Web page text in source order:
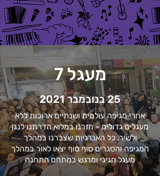
מעגל 7
25 בנובמבר 2021
אחרי מגיפה עולמית ושנתיים ארוכות ללא
מעגלים גדולים - חזרנו במלוא הדרתנו לנגן
ולשיר. כל האנרגיות שצברנו במהלך
המגיפה והסגרים סוף סוף יצאו לאור במהלך
מעגל חגיגי ומרגש במתחם התחנה